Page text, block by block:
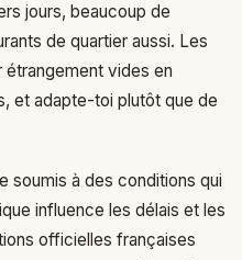
jours, beaucoup de
de quartier aussi. Les
vides en
et adapte-toi plutôt que de
soumis à des conditions qui
influence les délais et les
officielles françaises